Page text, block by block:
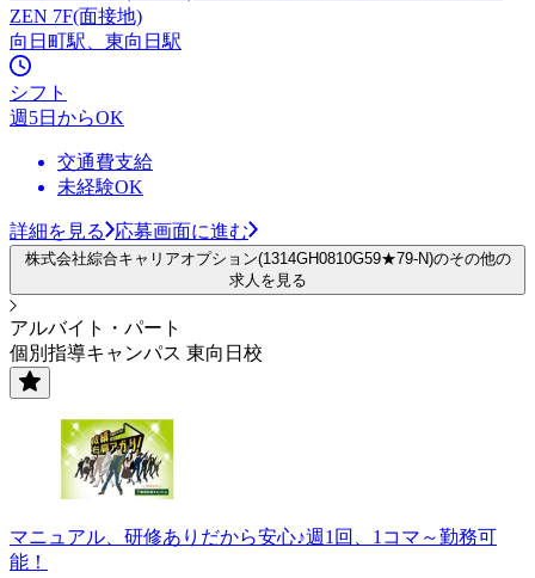
ZEN 7F(面接地)
向日町駅、東向日駅
シフト
週5日からOK
交通費支給
未経験OK
詳細を見る 応募画面に進む
株式会社綜合キャリアオプション(1314GH0810G59★79-N)のその他の
求人を見る
アルバイト・パート
個別指導キャンパス 東向日校
マニュアル、研修ありだから安心♪週1回、1コマ～勤務可
能！